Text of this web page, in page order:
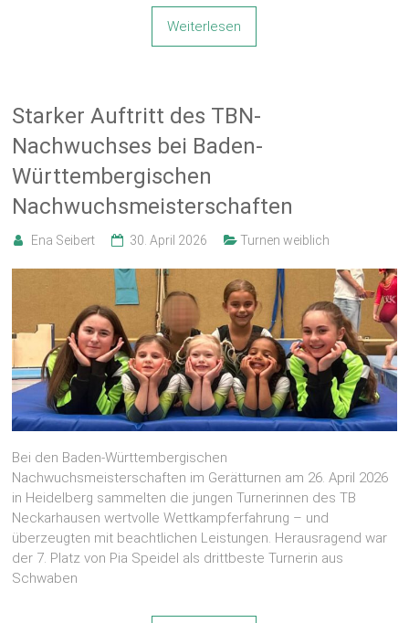
Weiterlesen
Starker Auftritt des TBN-
Nachwuchses bei Baden-
Württembergischen
Nachwuchsmeisterschaften
Ena Seibert 30. April 2026 Turnen weiblich
Bei den Baden-Württembergischen
Nachwuchsmeisterschaften im Gerätturnen am 26. April 2026
in Heidelberg sammelten die jungen Turnerinnen des TB
Neckarhausen wertvolle Wettkampferfahrung – und
überzeugten mit beachtlichen Leistungen. Herausragend war
der 7. Platz von Pia Speidel als drittbeste Turnerin aus
Schwaben